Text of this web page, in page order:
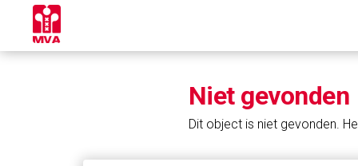
Niet gevonden
Dit object is niet gevonden.